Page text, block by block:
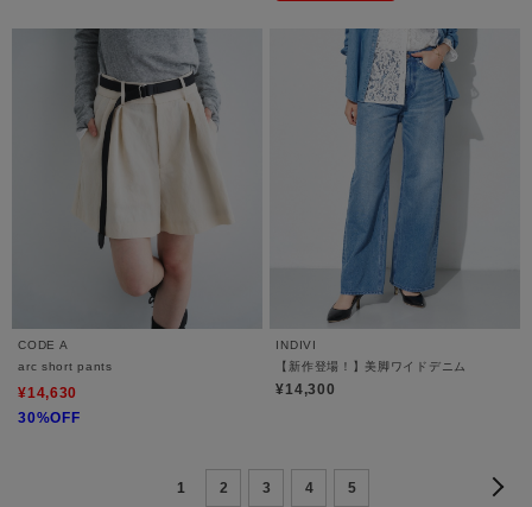
CODE A
arc short pants
¥14,630
30%OFF
INDIVI
【新作登場！】美脚ワイドデニム
¥14,300
1 2 3 4 5